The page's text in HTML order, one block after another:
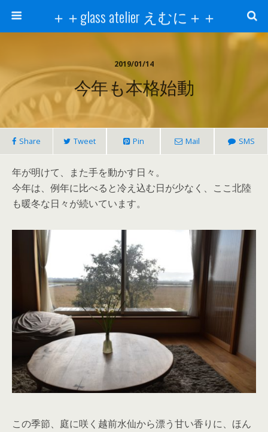
＋＋glass atelier えむに＋＋
2019/01/14
今年も本格始動
Share Tweet Pin Mail SMS
年が明けて、また手を動かす日々。
今年は、例年に比べると冷え込む日が少なく、ここ北陸
も暖冬な日々が続いています。
この季節、庭に咲く越前水仙から漂う甘い香りに、ほん